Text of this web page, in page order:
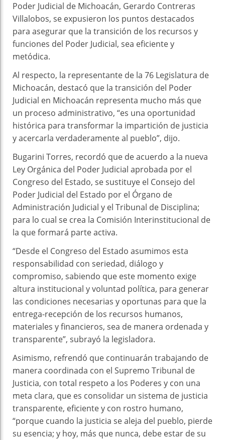
Poder Judicial de Michoacán, Gerardo Contreras
Villalobos, se expusieron los puntos destacados
para asegurar que la transición de los recursos y
funciones del Poder Judicial, sea eficiente y
metódica.
Al respecto, la representante de la 76 Legislatura de
Michoacán, destacó que la transición del Poder
Judicial en Michoacán representa mucho más que
un proceso administrativo, “es una oportunidad
histórica para transformar la impartición de justicia
y acercarla verdaderamente al pueblo”, dijo.
Bugarini Torres, recordó que de acuerdo a la nueva
Ley Orgánica del Poder Judicial aprobada por el
Congreso del Estado, se sustituye el Consejo del
Poder Judicial del Estado por el Órgano de
Administración Judicial y el Tribunal de Disciplina;
para lo cual se crea la Comisión Interinstitucional de
la que formará parte activa.
“Desde el Congreso del Estado asumimos esta
responsabilidad con seriedad, diálogo y
compromiso, sabiendo que este momento exige
altura institucional y voluntad política, para generar
las condiciones necesarias y oportunas para que la
entrega-recepción de los recursos humanos,
materiales y financieros, sea de manera ordenada y
transparente”, subrayó la legisladora.
Asimismo, refrendó que continuarán trabajando de
manera coordinada con el Supremo Tribunal de
Justicia, con total respeto a los Poderes y con una
meta clara, que es consolidar un sistema de justicia
transparente, eficiente y con rostro humano,
“porque cuando la justicia se aleja del pueblo, pierde
su esencia; y hoy, más que nunca, debe estar de su